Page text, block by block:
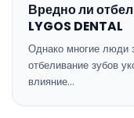
Вредно ли
LYGOS DENTAL
Однако многие люди
отбеливание зубов
влияние…